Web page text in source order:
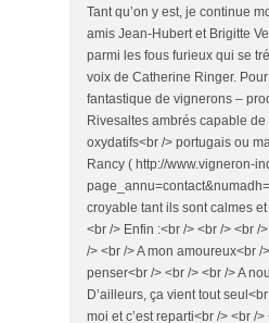
Tant qu’on y est, je continue
amis Jean-Hubert et Brigitte
parmi les fous furieux qui se
voix de Catherine Ringer.
fantastique de vignerons –
Rivesaltes ambrés capable
oxydatifs<br /> portugais ou
Rancy ( http://www.vigneron-
croyable tant ils sont calmes
<br /> Enfin :<br /> <br /> <br /
/> <br /> A mon amoureux<br /
penser<br /> <br /> <br /> A
D’ailleurs, ça vient tout
moi et c’est reparti<br /> <br /